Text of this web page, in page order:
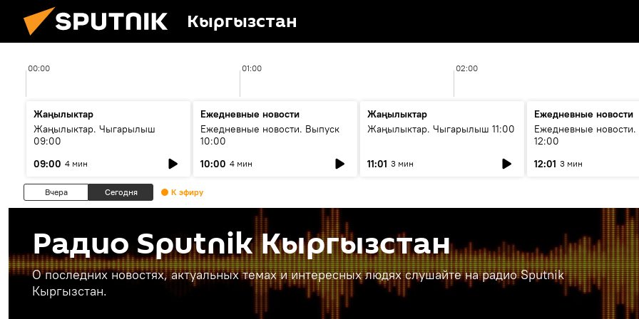
Кыргызстан
00:00 01:00 02:00
Жаңылыктар
Жаңылыктар. Чыгарылыш
09:00
09:00 4 мин
Ежедневные новости
Ежедневные новости. Выпуск
10:00
10:00 4 мин
Жаңылыктар
Жаңылыктар. Чыгарылыш 11:00
11:01 3 мин
Ежедневные новости
Ежедневные
12:00
12:01 3 мин
Вчера Сегодня К эфиру
Радио Sputnik Кыргызстан
О последних новостях, актуальных темах и интересных людях слушайте на радио Sputnik
Кыргызстан.